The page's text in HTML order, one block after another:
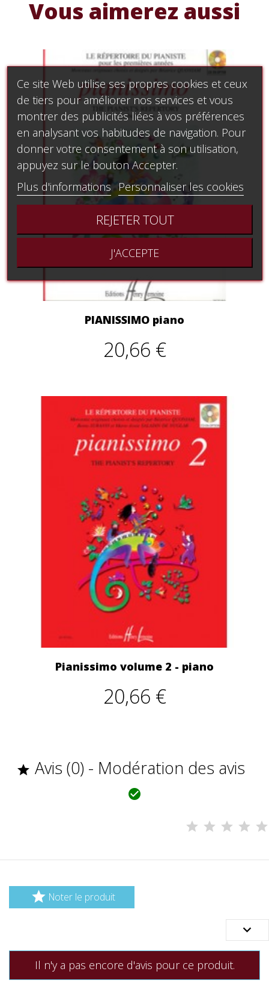
Vous aimerez aussi
PIANISSIMO piano
20,66 €
Pianissimo volume 2 - piano
20,66 €
 Avis (0) - Modération des avis

 Noter le produit

Il n'y a pas encore d'avis pour ce produit.
Ce site Web utilise ses propres cookies et ceux
de tiers pour améliorer nos services et vous
montrer des publicités liées à vos préférences
en analysant vos habitudes de navigation. Pour
donner votre consentement à son utilisation,
appuyez sur le bouton Accepter.
Plus d'informations Personnaliser les cookies
REJETER TOUT
J'ACCEPTE